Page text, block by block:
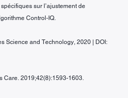
sur l’ajustement de
Control-IQ.
Science and Technology, 2020 | DOI:
Care. 2019;42(8):1593-1603.